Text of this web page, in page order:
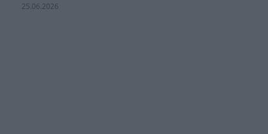
25.06.2026